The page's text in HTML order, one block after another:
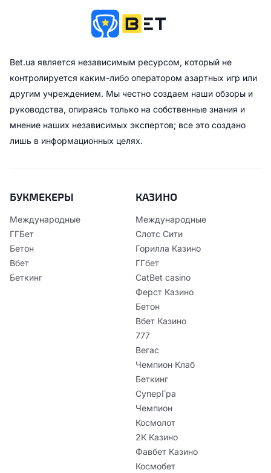
Bet.ua является независимым ресурсом, который не
контролируется каким-либо оператором азартных игр или
другим учреждением. Мы честно создаем наши обзоры и
руководства, опираясь только на собственные знания и
мнение наших независимых экспертов; все это создано
лишь в информационных целях.
БУКМЕКЕРЫ
Международные
ГГБет
Бетон
Вбет
Беткинг
КАЗИНО
Международные
Слотс Сити
Горилла Казино
ГГбет
CatBet casino
Ферст Казино
Бетон
Вбет Казино
777
Вегас
Чемпион Клаб
Беткинг
СуперГра
Чемпион
Космолот
2К Казино
Фавбет Казино
Космобет